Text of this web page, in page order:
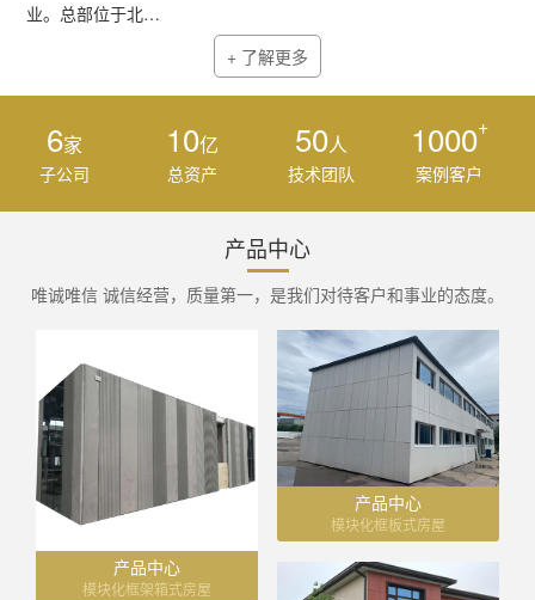
业。总部位于北…
+ 了解更多
6家
子公司
10亿
总资产
50人
技术团队
1000+
案例客户
产品中心
唯诚唯信 诚信经营，质量第一，是我们对待客户和事业的态度。
产品中心
模块化框架箱式房屋
产品中心
模块化框板式房屋